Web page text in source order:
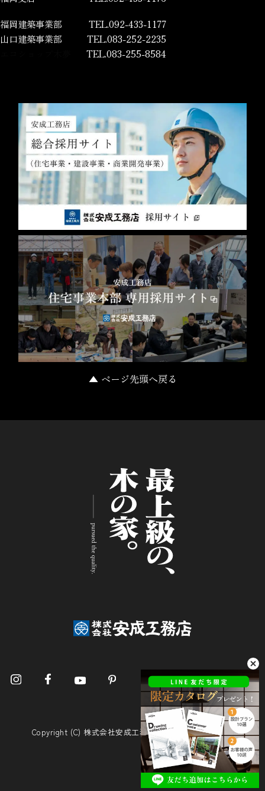
福岡建築事業部
TEL.092-433-1177
山口建築事業部
TEL.083-252-2235
TEL.083-255-8584
▲ ページ先頭へ戻る
Copyright (C) 株式会社安成工務店. All Rights Reserved.